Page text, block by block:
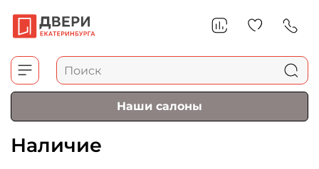
Наши салоны
Наличие